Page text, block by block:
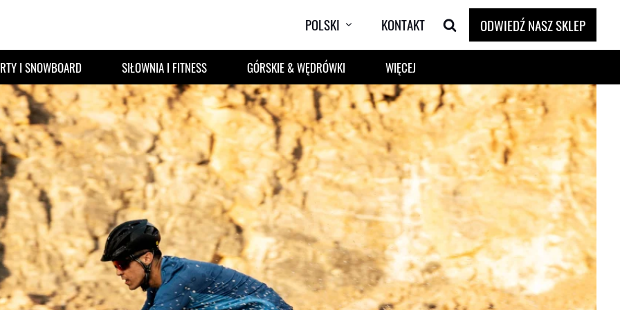
POLSKI KONTAKT ODWIEDŹ NASZ SKLEP
I SNOWBOARD SIŁOWNIA I FITNESS GÓRSKIE & WĘDRÓWKI WIĘCEJ